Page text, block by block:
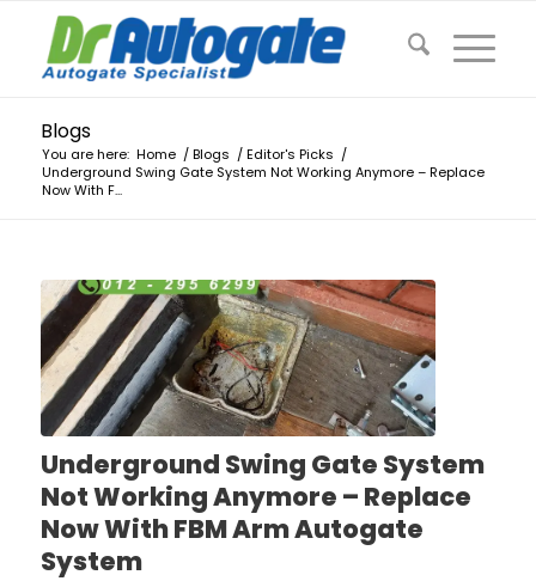
Blogs
You are here: Home / Blogs / Editor's Picks /
Underground Swing Gate System Not Working Anymore – Replace
Now With F...
Underground Swing Gate System
Not Working Anymore – Replace
Now With FBM Arm Autogate
System